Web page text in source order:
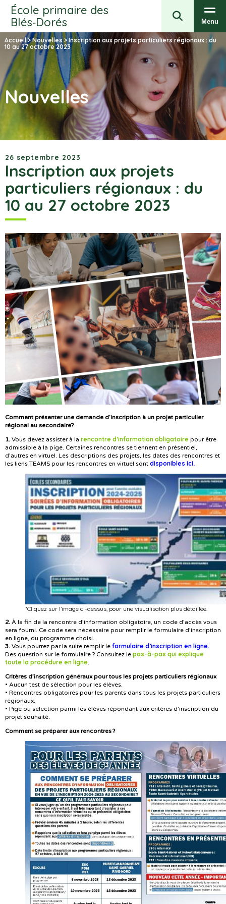
École primaire des
Blés‑Dorés
Menu
Accueil>Nouvelles> Inscription aux projets particuliers régionaux : du
10 au 27 octobre 2023
Nouvelles
26 septembre 2023
Inscription aux projets
particuliers régionaux : du
10 au 27 octobre 2023
Comment présenter une demande d’inscription à un projet particulier
régional au secondaire?
1. Vous devez assister à la rencontre d’information obligatoire pour être
admissible à la pige. Certaines rencontres se tiennent en présentiel,
d’autres en virtuel. Les descriptions des projets, les dates des rencontres et
les liens TEAMS pour les rencontres en virtuel sont disponibles ici.
*Cliquez sur l’image ci-dessus, pour une visualisation plus détaillée.
2. À la fin de la rencontre d’information obligatoire, un code d’accès vous
sera fourni. Ce code sera nécessaire pour remplir le formulaire d’inscription
en ligne, du programme choisi.
3. Vous pourrez par la suite remplir le formulaire d’inscription en ligne.
Des question sur le formulaire ? Consultez le pas-à-pas qui explique
toute la procédure en ligne.
Critères d’inscription généraux pour tous les projets particuliers régionaux
• Aucun test de sélection pour les élèves.
• Rencontres obligatoires pour les parents dans tous les projets particuliers
régionaux.
• Pige ou sélection parmi les élèves répondant aux critères d’inscription du
projet souhaité.
Comment se préparer aux rencontres ?